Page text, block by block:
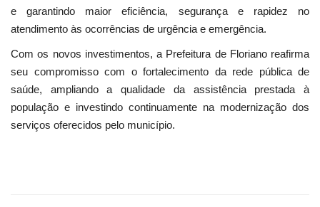
e garantindo maior eficiência, segurança e rapidez no
atendimento às ocorrências de urgência e emergência.
Com os novos investimentos, a Prefeitura de Floriano reafirma
seu compromisso com o fortalecimento da rede pública de
saúde, ampliando a qualidade da assistência prestada à
população e investindo continuamente na modernização dos
serviços oferecidos pelo município.